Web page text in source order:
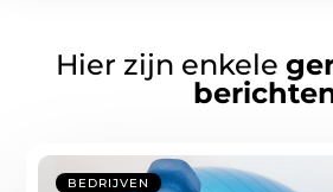
Hier zijn enkele
BEDRIJVEN